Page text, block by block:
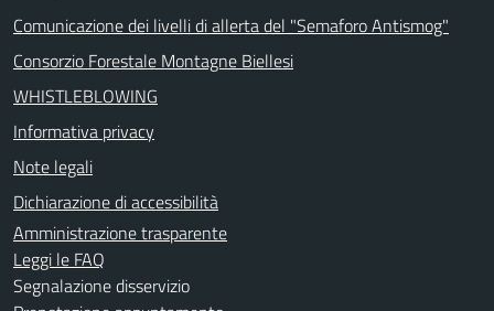
Comunicazione dei livelli di allerta del "Semaforo Antismog"
Consorzio Forestale Montagne Biellesi
WHISTLEBLOWING
Informativa privacy
Note legali
Dichiarazione di accessibilità
Amministrazione trasparente
Leggi le FAQ
Segnalazione disservizio